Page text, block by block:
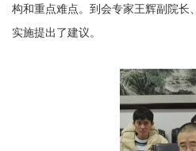
构和重点难点。 到会专家王辉副院长
实施提出了建议。